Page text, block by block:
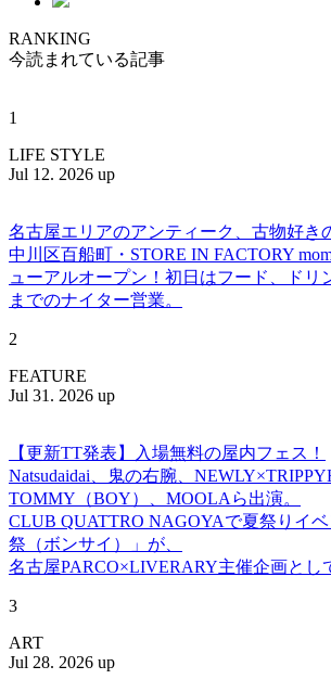
RANKING
今読まれている記事
1
LIFE STYLE
Jul 12. 2026 up
名古屋エリアのアンティーク、古物好き
中川区百船町・STORE IN FACTORY
ューアルオープン！初日はフード、ドリ
までのナイター営業。
2
FEATURE
Jul 31. 2026 up
【更新TT発表】入場無料の屋内フェス！
Natsudaidai、鬼の右腕、
TOMMY（BOY）、MOOLAら出演。
CLUB QUATTRO NAGOYAで夏祭りイ
祭（ボンサイ）」が、
名古屋PARCO×LIVERARY主催企画とし
3
ART
Jul 28. 2026 up